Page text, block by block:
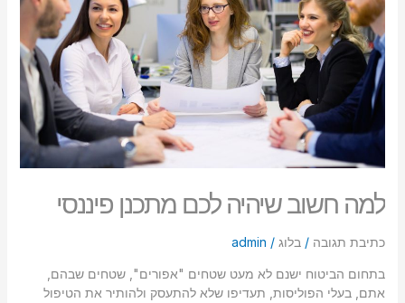
למה חשוב שיהיה לכם מתכנן פיננסי
כתיבת תגובה / בלוג/
admin
בתחום הביטוח ישנם לא מעט שטחים "אפורים", שטחים שבהם,
אתם, בעלי הפוליסות, תעדיפו שלא להתעסק ולהותיר את הטיפול
שיהיה
לכם
מתכנן
פיננסי